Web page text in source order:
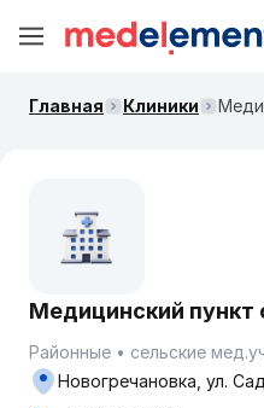
Главная Клиники
Медицинский пункт
Районные
сельские
Новогречановка, ул.